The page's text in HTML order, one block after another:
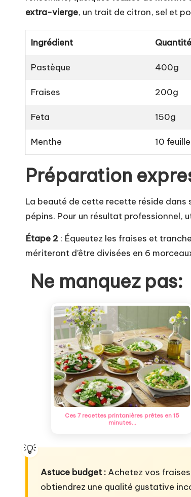
extra-vierge, un trait de citron, sel et
Ingrédient Quantité
Pastèque 400g
Fraises 200g
Feta 150g
Menthe 10
Préparation
La beauté de cette recette réside
pépins. Pour un résultat professionnel,
Étape 2 : Équeutez les fraises et
mériteront d’être divisées en 6
Ne manquez pas:
Ces 7 recettes printanières prêtes en 15
minutes…
Astuce budget : Achetez vos
obtiendrez une qualité gustative